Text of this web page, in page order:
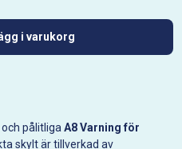
i varukorg
och pålitligaA8 Varning för
skylt är tillverkad av